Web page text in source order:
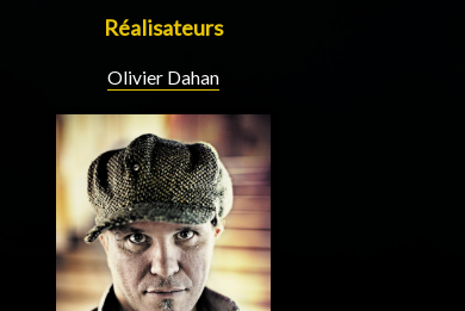
Réalisateurs
Olivier Dahan